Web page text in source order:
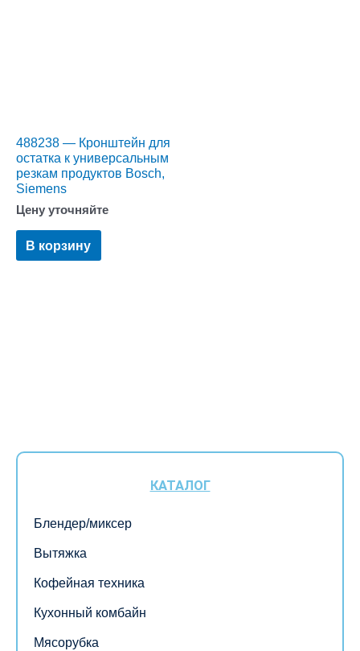
КАТАЛОГ
Блендер/миксер
Вытяжка
Кофейная техника
Кухонный комбайн
Мясорубка
488238 — Кронштейн для
остатка к универсальным
резкам продуктов Bosch,
Siemens
Цену уточняйте
В корзину